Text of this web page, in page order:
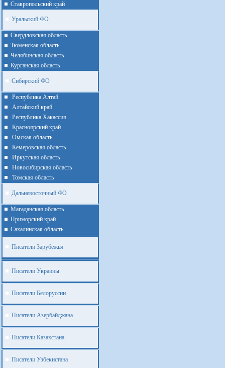
Ставропольский край
Уральский ФО
Cвердловская область
Тюменская область
Челябинская область
Курганская область
Сибирский ФО
Республика Алтай
Алтайcкий край
Республика Хакассия
Красноярский край
Омская область
Кемеровская область
Иркутская область
Новосибирская область
Томская область
Дальневосточный ФО
Магаданская область
Приморский край
Cахалинская область
Писатели Зарубежья
Писатели Украины
Писатели Белоруссии
Писатели Азербайджана
Писатели Казахстана
Писатели Узбекистана